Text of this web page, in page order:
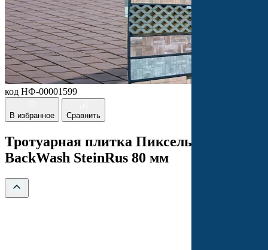
код НФ-00001599
В избранное Сравнить
Тротуарная плитка Пиксель валдай
BackWash SteinRus 80 мм